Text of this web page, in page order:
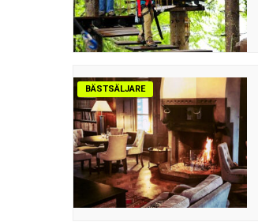
BÄSTSÄLJARE